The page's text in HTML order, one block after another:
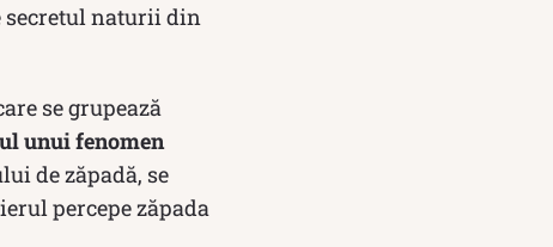
secretul naturii din
se grupează
unui fenomen
de zăpadă, se
percepe zăpada